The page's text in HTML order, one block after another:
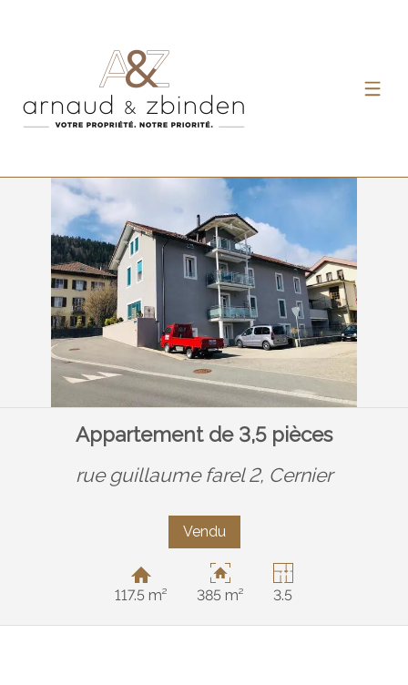
Appartement de 3,5 pièces
rue guillaume farel 2, Cernier
Vendu
117.5 m² 385 m² 3.5